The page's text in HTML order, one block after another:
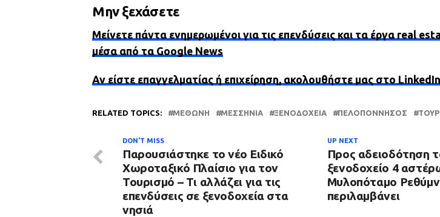
Μην ξεχάσετε
Μείνετε πάντα ενημερωμένοι για τις επενδύσεις και τα έργα real
μέσα από τα Google News
Αν είστε επαγγελματίας ή επιχείρηση, ακολουθήστε μας στο LinkedIn
RELATED TOPICS: ΜΕΘΏΝΗ ΜΕΣΣΗΝΊΑ ΞΕΝΟΔΟΧΕΊΑ ΠΕΛΟΠΌΝΝΗΣΟΣ
UP NEXT
Προς αδειοδότηση
ξενοδοχείο 4
Μυλοπόταμο
περιλαμβάνει
DON'T MISS
Παρουσιάστηκε το νέο Ειδικό
Χωροταξικό Πλαίσιο για τον
Τουρισμό – Τι αλλάζει για τις
επενδύσεις σε ξενοδοχεία στα
νησιά